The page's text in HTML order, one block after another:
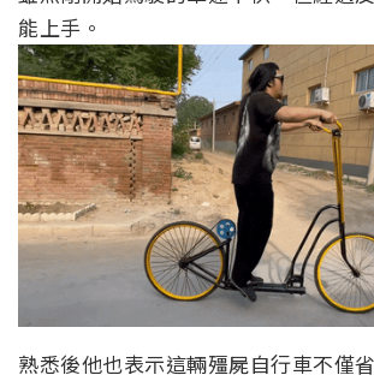
能上手。
熟悉後他也表示這輛殭屍自行車不僅